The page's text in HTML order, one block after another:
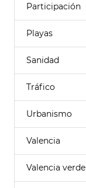
Participación
Playas
Sanidad
Tráfico
Urbanismo
Valencia
Valencia verde